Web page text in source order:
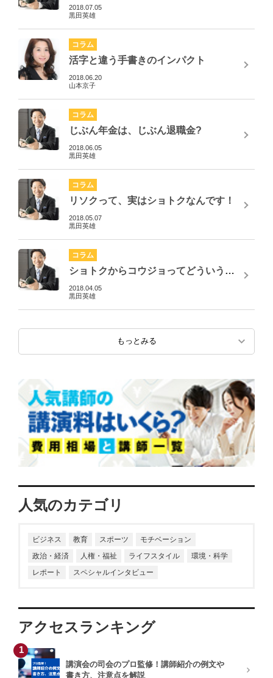
2018.07.05
黒田英雄
コラム
活字と違う手書きのインパクト
2018.06.20
山本京子
コラム
じぶん年金は、じぶん退職金?
2018.06.05
黒田英雄
コラム
リソクって、実はショトクなんです！
2018.05.07
黒田英雄
コラム
ショトクからコウジョってどういうこと？
2018.04.05
黒田英雄
もっとみる
人気のカテゴリ
ビジネス 教育 スポーツ
モチベーション
政治・経済
人権・福祉 ライフスタイル
環境・科学
レポート
スペシャルインタビュー
アクセスランキング
1
講演会の司会のプロ監修！講師紹介の例文や
書き方、注意点を解説